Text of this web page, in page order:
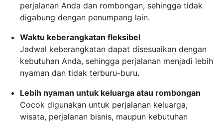
perjalanan Anda dan rombongan, sehingga tidak
digabung dengan penumpang lain.
Waktu keberangkatan fleksibel
Jadwal keberangkatan dapat disesuaikan dengan
kebutuhan Anda, sehingga perjalanan menjadi lebih
nyaman dan tidak terburu-buru.
Lebih nyaman untuk keluarga atau rombongan
Cocok digunakan untuk perjalanan keluarga,
wisata, perjalanan bisnis, maupun kebutuhan